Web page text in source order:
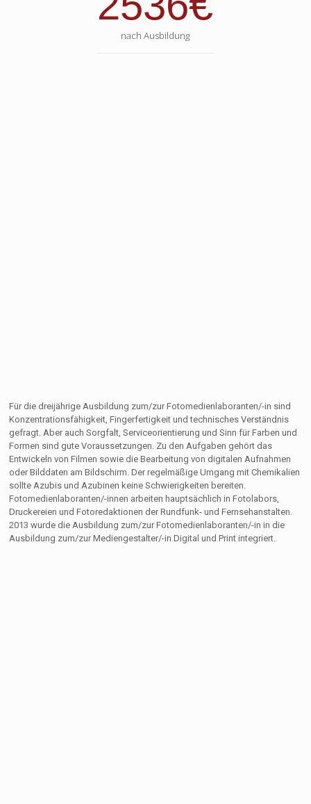
nach Ausbildung
Für die dreijährige Ausbildung zum/zur Fotomedienlaboranten/-in sind
Konzentrationsfähigkeit, Fingerfertigkeit und technisches Verständnis
gefragt. Aber auch Sorgfalt, Serviceorientierung und Sinn für Farben und
Formen sind gute Voraussetzungen. Zu den Aufgaben gehört das
Entwickeln von Filmen sowie die Bearbeitung von digitalen Aufnahmen
oder Bilddaten am Bildschirm. Der regelmäßige Umgang mit Chemikalien
sollte Azubis und Azubinen keine Schwierigkeiten bereiten.
Fotomedienlaboranten/-innen arbeiten hauptsächlich in Fotolabors,
Druckereien und Fotoredaktionen der Rundfunk- und Fernsehanstalten.
2013 wurde die Ausbildung zum/zur Fotomedienlaboranten/-in in die
Ausbildung zum/zur Mediengestalter/-in Digital und Print integriert.